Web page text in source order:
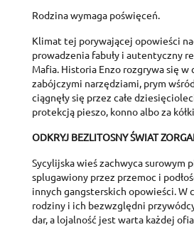
Rodzina wymaga poświęceń.
Klimat tej porywającej opowieści
prowadzenia fabuły i autentyczny
Mafia. Historia Enzo rozgrywa się w
zabójczymi narzędziami, prym
ciągnęły się przez całe
protekcją pieszo, konno albo za
ODKRYJ BEZLITOSNY ŚWIAT
Sycylijska wieś zachwyca surowym
splugawiony przez przemoc i
innych gangsterskich opowieści. W
rodziny i ich bezwzględni
dar, a lojalność jest warta każdej